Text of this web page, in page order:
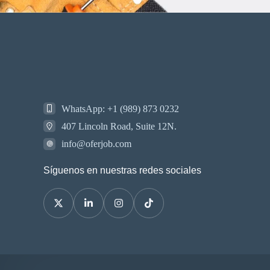
WhatsApp: +1 (989) 873 0232
407 Lincoln Road, Suite 12N.
info@oferjob.com
Síguenos en nuestras redes sociales